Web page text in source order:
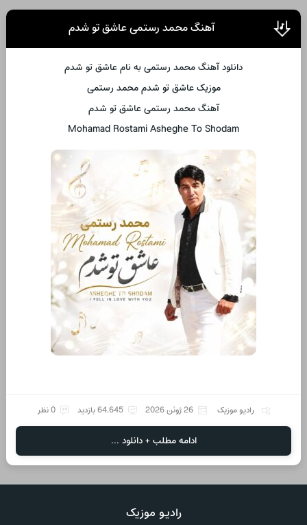
آهنگ محمد رستمی عاشق تو شدم
دانلود آهنگ محمد رستمی به نام عاشق تو شدم
موزیک عاشق تو شدم محمد رستمی
آهنگ محمد رستمی عاشق تو شدم
Mohamad Rostami Asheghe To Shodam
رادیو موزیک 26 ژوئن 2026 64,645 بازدید 0 نظر
ادامه مطلب + دانلود ...
رادیو موزیک